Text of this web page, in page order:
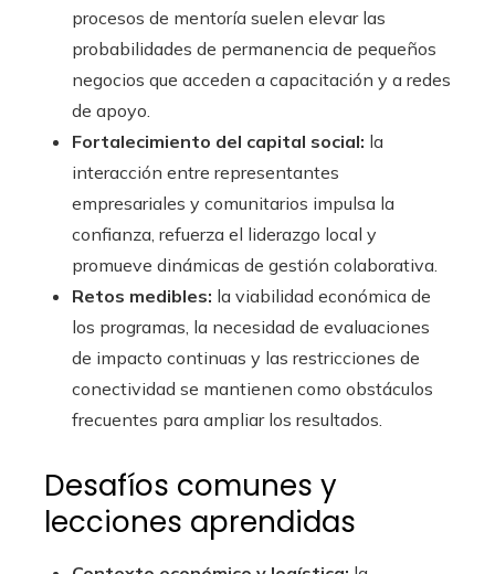
procesos de mentoría suelen elevar las
probabilidades de permanencia de pequeños
negocios que acceden a capacitación y a redes
de apoyo.
Fortalecimiento del capital social: la
interacción entre representantes
empresariales y comunitarios impulsa la
confianza, refuerza el liderazgo local y
promueve dinámicas de gestión colaborativa.
Retos medibles: la viabilidad económica de
los programas, la necesidad de evaluaciones
de impacto continuas y las restricciones de
conectividad se mantienen como obstáculos
frecuentes para ampliar los resultados.
Desafíos comunes y
lecciones aprendidas